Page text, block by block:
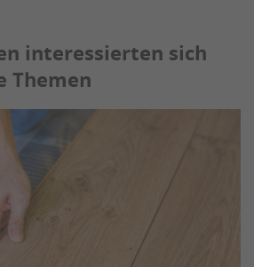
interessierten sich
Themen